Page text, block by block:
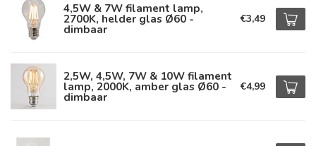
4,5W & 7W filament lamp,
2700K, helder glas Ø60 -
dimbaar
€3,49
2,5W, 4,5W, 7W & 10W filament
lamp, 2000K, amber glas Ø60 -
dimbaar
€4,99